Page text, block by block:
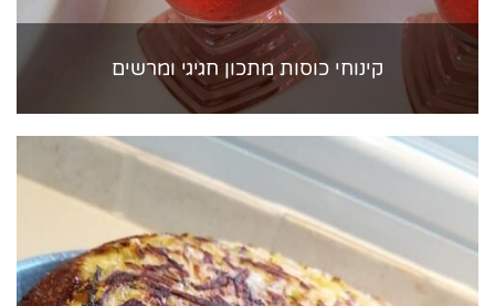
קינוחי כוסות מתכון חגיגי ומרשים